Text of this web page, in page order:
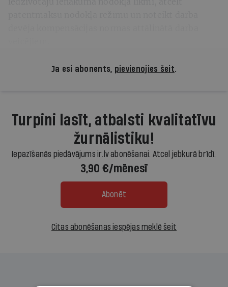
Ja esi abonents, pievienojies šeit.
Turpini lasīt, atbalsti kvalitatīvu
žurnālistiku!
Iepazīšanās piedāvājums ir.lv abonēšanai. Atcel jebkurā brīdī.
3,90 €/mēnesī
Abonēt
Citas abonēšanas iespējas meklē šeit